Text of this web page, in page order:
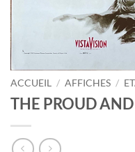
ACCUEIL / AFFICHES /
THE PROUD